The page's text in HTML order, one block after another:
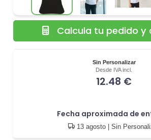
Sin Personalizar
Desde IVA incl.
12.48 €
Fecha aproximada de
13 agosto | Sin
Calcula tu pedido y